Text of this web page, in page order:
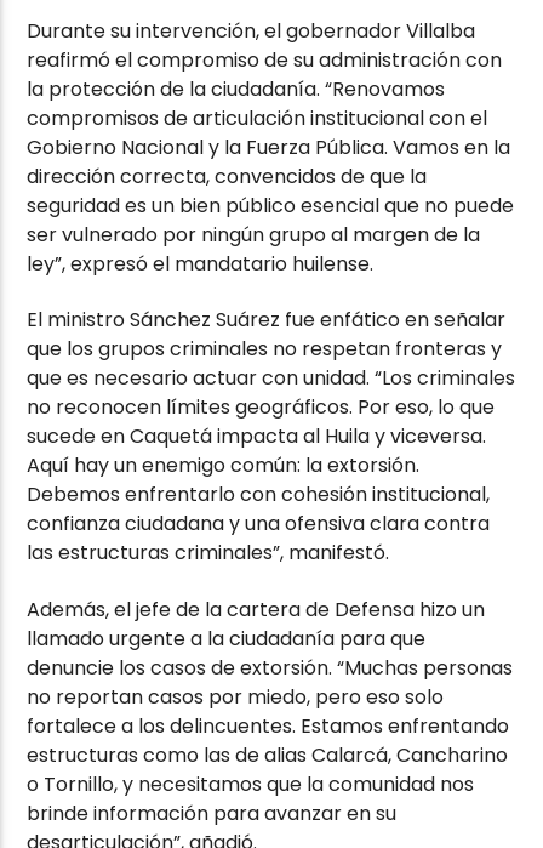
Durante su intervención, el gobernador Villalba
reafirmó el compromiso de su administración con
la protección de la ciudadanía. “Renovamos
compromisos de articulación institucional con el
Gobierno Nacional y la Fuerza Pública. Vamos en la
dirección correcta, convencidos de que la
seguridad es un bien público esencial que no puede
ser vulnerado por ningún grupo al margen de la
ley”, expresó el mandatario huilense.
El ministro Sánchez Suárez fue enfático en señalar
que los grupos criminales no respetan fronteras y
que es necesario actuar con unidad. “Los criminales
no reconocen límites geográficos. Por eso, lo que
sucede en Caquetá impacta al Huila y viceversa.
Aquí hay un enemigo común: la extorsión.
Debemos enfrentarlo con cohesión institucional,
confianza ciudadana y una ofensiva clara contra
las estructuras criminales”, manifestó.
Además, el jefe de la cartera de Defensa hizo un
llamado urgente a la ciudadanía para que
denuncie los casos de extorsión. “Muchas personas
no reportan casos por miedo, pero eso solo
fortalece a los delincuentes. Estamos enfrentando
estructuras como las de alias Calarcá, Cancharino
o Tornillo, y necesitamos que la comunidad nos
brinde información para avanzar en su
desarticulación”, añadió.